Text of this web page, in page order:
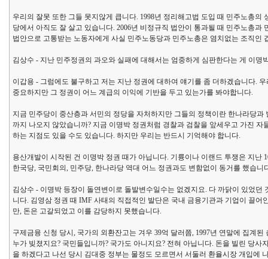
우리의 잘못 또한 그들 못지않게 큽니다. 1998년 정리해고법 도입 때 민주노총
당에서 아직도 잘 살고 있습니다. 2006년 비정규직 법안이 통과될 때 민주노총
법안으로 고통받는 노동자에게 사실 민주노동당과 민주노총은 염치없는 조직인
김상수 - 지난 민주정권의 과오와 실패에 대해서는 엄중하게 심판한다는 게 이
이갑용 - 그럼에도 불구하고 저는 지난 정권에 대하여 얘기를 좀 더하겠습니다.
중요하지만 그 정권이 어느 계급의 이익에 기반을 두고 있는가를 봐야합니다.
지금 민주당이 중산층과 서민의 정당을 자처하지만 그들의 정책이란 한나라당
까지 나오지 않았습니까? 지금 이명박 정권처럼 경찰과 검찰을 앞세우고 가진
하는 지점도 있을 수도 있습니다. 하지만 우리는 반드시 기억해야 합니다.
용산개발이 시작된 건 이명박 정권 때가 아닙니다. 기륭이나 이랜드 투쟁은 지
한국당, 국민회의, 민주당, 한나라당 역대 어느 정권과도 변함없이 동거를 했습
김상수 - 이명박 등장이 돌연변이로 돌발변수일수는 없겠지요. 다 까닭이 있었
니다. 김영삼 정권 때 IMF 사태의 직접적인 발단은 국내 금융기관과 기업이 끌
만, 돈은 고갈되었고 이를 감당하지 못했습니다.
구제금융 신청 당시, 국가의 외환잔고는 겨우 39억 달러쯤, 1997년 연말에 집계
누가 빚졌지요? 국민들입니까? 국가도 아니지요? 전혀 아닙니다. 돈을 빌린 당
을 하겠다고 나선 당시 김대중 정부는 물정도 모르면서 서둘러 환율시장 개입에